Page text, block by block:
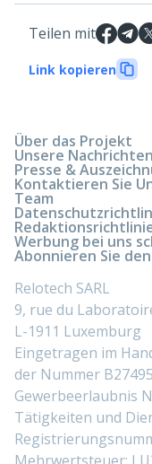
Teilen mit
Link kopieren
Über das Projekt
Unsere Nachrichten
Presse &
Kontaktieren Sie
Team
Werbung bei uns
Abonnieren Sie
Relotech SARL
9, rue du
L-1911 Luxemburg
Eingetragen im
der Nummer
Gewerbeerlaubnis
Tätigkeiten und